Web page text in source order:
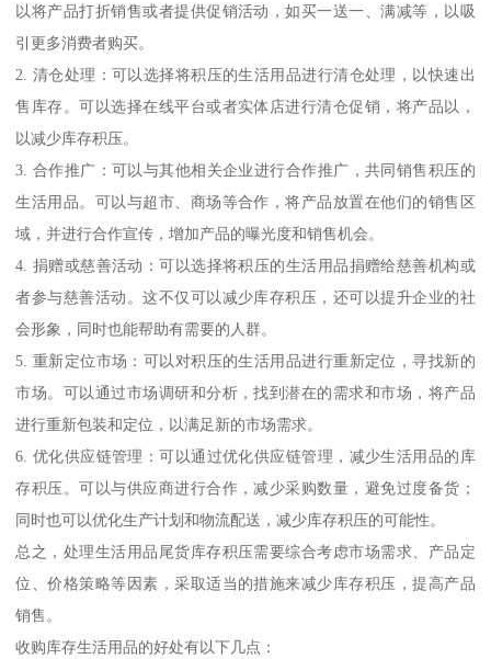
以将产品打折销售或者提供促销活动，如买一送一、满减等，以吸
引更多消费者购买。
2. 清仓处理：可以选择将积压的生活用品进行清仓处理，以快速出
售库存。可以选择在线平台或者实体店进行清仓促销，将产品以，
以减少库存积压。
3. 合作推广：可以与其他相关企业进行合作推广，共同销售积压的
生活用品。可以与超市、商场等合作，将产品放置在他们的销售区
域，并进行合作宣传，增加产品的曝光度和销售机会。
4. 捐赠或慈善活动：可以选择将积压的生活用品捐赠给慈善机构或
者参与慈善活动。这不仅可以减少库存积压，还可以提升企业的社
会形象，同时也能帮助有需要的人群。
5. 重新定位市场：可以对积压的生活用品进行重新定位，寻找新的
市场。可以通过市场调研和分析，找到潜在的需求和市场，将产品
进行重新包装和定位，以满足新的市场需求。
6. 优化供应链管理：可以通过优化供应链管理，减少生活用品的库
存积压。可以与供应商进行合作，减少采购数量，避免过度备货；
同时也可以优化生产计划和物流配送，减少库存积压的可能性。
总之，处理生活用品尾货库存积压需要综合考虑市场需求、产品定
位、价格策略等因素，采取适当的措施来减少库存积压，提高产品
销售。
收购库存生活用品的好处有以下几点：